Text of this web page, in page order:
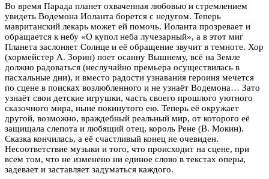
Во время Парада планет охваченная любовью и стремлением
увидеть Водемона Иоланта борется с недугом. Теперь
мавританский лекарь может ей помочь. Иоланта прозревает и
обращается к небу «О купол неба лучезарный», а в этот миг
Планета заслоняет Солнце и её обращение звучит в темноте. Хор
(хормейстер А. Зорин) поет осанну Вышнему, всё на Земле
должно радоваться (неслучайно премьера осуществилась в
пасхальные дни), и вместо радости узнавания героиня мечется
по сцене в поисках возлюбленного и не узнаёт Водемона… Зато
узнаёт свои детские игрушки, часть своего прошлого уютного
сказочного мира, ныне покинутого ею. Теперь её окружает
другой, возможно, враждебный реальный мир, от которого её
защищала слепота и любящий отец, король Рене (В. Мокин).
Сказка кончилась, а её счастливый конец не очевиден.
Несоответствие музыки и того, что происходит на сцене, при
всем том, что не изменено ни единое слово в текстах оперы,
задевает и заставляет задуматься каждого.